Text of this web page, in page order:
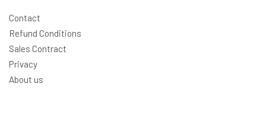
Contact
Refund Conditions
Sales Contract
Privacy
About us